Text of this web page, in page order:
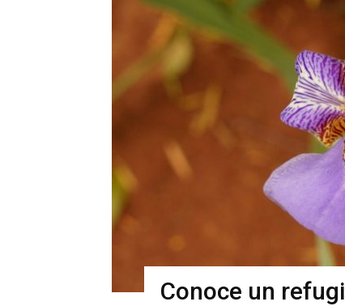
Conoce un